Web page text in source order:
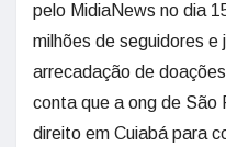
pelo MidiaNews no dia
milhões de seguidores e
arrecadação de
conta que a ong de São
direito em Cuiabá para